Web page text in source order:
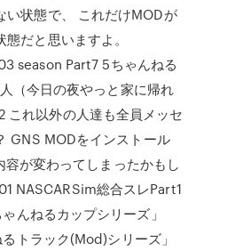
い状態で、 これだけMODが
だと思いますよ。
season Part7 5ちゃんねる
（今日の夜やっと家に帰れ
これ以外の人達も全員メッセ
GNS MODをインストール
が変わってしまったかもし
NASCARSim総合スレPart1
んねるカップシリーズ」
トラック(Mod)シリーズ」